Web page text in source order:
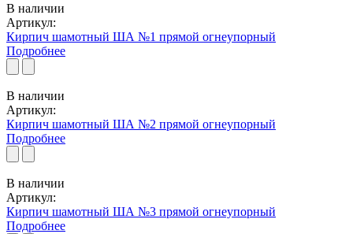
В наличии
Артикул:
Кирпич шамотный ША №1 прямой огнеупорный
Подробнее
В наличии
Артикул:
Кирпич шамотный ША №2 прямой огнеупорный
Подробнее
В наличии
Артикул:
Кирпич шамотный ША №3 прямой огнеупорный
Подробнее